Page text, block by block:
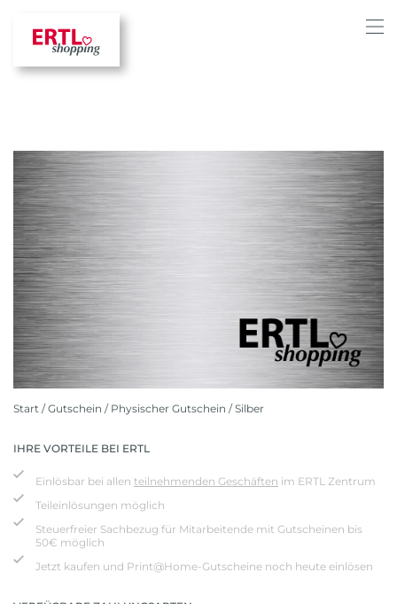
Start /Gutschein / Physischer Gutschein / Silber
IHRE VORTEILE BEI ERTL
Einlösbar bei allen teilnehmenden Geschäften im ERTL Zentrum
Teileinlösungen möglich
Steuerfreier Sachbezug für Mitarbeitende mit Gutscheinen bis
50€ möglich
Jetzt kaufen und Print@Home-Gutscheine noch heute einlösen